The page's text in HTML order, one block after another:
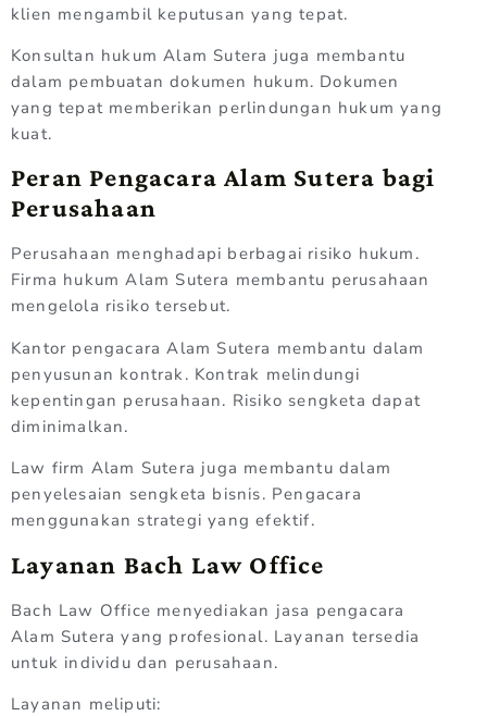
klien mengambil keputusan yang tepat.
Konsultan hukum Alam Sutera juga membantu
dalam pembuatan dokumen hukum. Dokumen
yang tepat memberikan perlindungan hukum yang
kuat.
Peran Pengacara Alam Sutera bagi
Perusahaan
Perusahaan menghadapi berbagai risiko hukum.
Firma hukum Alam Sutera membantu perusahaan
mengelola risiko tersebut.
Kantor pengacara Alam Sutera membantu dalam
penyusunan kontrak. Kontrak melindungi
kepentingan perusahaan. Risiko sengketa dapat
diminimalkan.
Law firm Alam Sutera juga membantu dalam
penyelesaian sengketa bisnis. Pengacara
menggunakan strategi yang efektif.
Layanan Bach Law Office
Bach Law Office menyediakan jasa pengacara
Alam Sutera yang profesional. Layanan tersedia
untuk individu dan perusahaan.
Layanan meliputi: